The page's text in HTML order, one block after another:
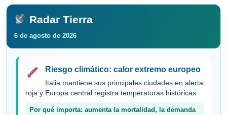
Radar Tierra
6 de agosto de 2026
Riesgo climático: calor extremo europeo
Italia mantiene sus principales ciudades en alerta
roja y Europa central registra temperaturas históricas.
Por qué importa: aumenta la mortalidad, la demanda